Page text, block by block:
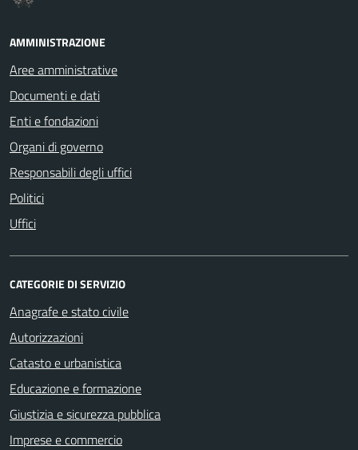
AMMINISTRAZIONE
Aree amministrative
Documenti e dati
Enti e fondazioni
Organi di governo
Responsabili degli uffici
Politici
Uffici
CATEGORIE DI SERVIZIO
Anagrafe e stato civile
Autorizzazioni
Catasto e urbanistica
Educazione e formazione
Giustizia e sicurezza pubblica
Imprese e commercio